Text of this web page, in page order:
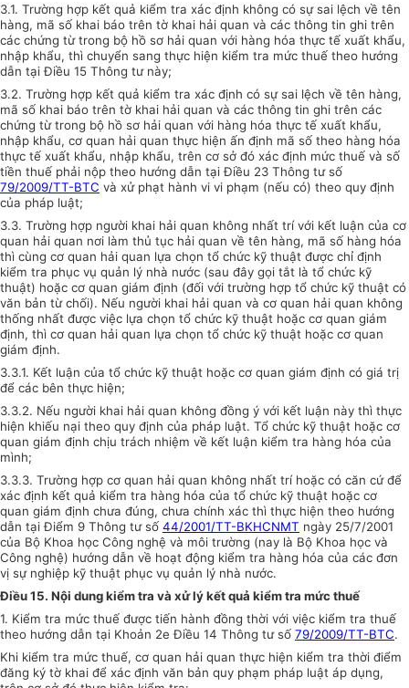
3.1. Trường hợp kết quả kiểm tra xác định không có sự sai lệch về tên
hàng, mã số khai báo trên tờ khai hải quan và các thông tin ghi trên
các chứng từ trong bộ hồ sơ hải quan với hàng hóa thực tế xuất khẩu,
nhập khẩu, thì chuyển sang thực hiện kiểm tra mức thuế theo hướng
dẫn tại Điều 15 Thông tư này;
3.2. Trường hợp kết quả kiểm tra xác định có sự sai lệch về tên hàng,
mã số khai báo trên tờ khai hải quan và các thông tin ghi trên các
chứng từ trong bộ hồ sơ hải quan với hàng hóa thực tế xuất khẩu,
nhập khẩu, cơ quan hải quan thực hiện ấn định mã số theo hàng hóa
thực tế xuất khẩu, nhập khẩu, trên cơ sở đó xác định mức thuế và số
tiền thuế phải nộp theo hướng dẫn tại Điều 23 Thông tư số
79/2009/TT-BTC và xử phạt hành vi vi phạm (nếu có) theo quy định
của pháp luật;
3.3. Trường hợp người khai hải quan không nhất trí với kết luận của cơ
quan hải quan nơi làm thủ tục hải quan về tên hàng, mã số hàng hóa
thì cùng cơ quan hải quan lựa chọn tổ chức kỹ thuật được chỉ định
kiểm tra phục vụ quản lý nhà nước (sau đây gọi tắt là tổ chức kỹ
thuật) hoặc cơ quan giám định (đối với trường hợp tổ chức kỹ thuật có
văn bản từ chối). Nếu người khai hải quan và cơ quan hải quan không
thống nhất được việc lựa chọn tổ chức kỹ thuật hoặc cơ quan giám
định, thì cơ quan hải quan lựa chọn tổ chức kỹ thuật hoặc cơ quan
giám định.
3.3.1. Kết luận của tổ chức kỹ thuật hoặc cơ quan giám định có giá trị
để các bên thực hiện;
3.3.2. Nếu người khai hải quan không đồng ý với kết luận này thì thực
hiện khiếu nại theo quy định của pháp luật. Tổ chức kỹ thuật hoặc cơ
quan giám định chịu trách nhiệm về kết luận kiểm tra hàng hóa của
mình;
3.3.3. Trường hợp cơ quan hải quan không nhất trí hoặc có căn cứ để
xác định kết quả kiểm tra hàng hóa của tổ chức kỹ thuật hoặc cơ
quan giám định chưa đúng, chưa chính xác thì thực hiện theo hướng
dẫn tại Điểm 9 Thông tư số 44/2001/TT-BKHCNMT ngày 25/7/2001
của Bộ Khoa học Công nghệ và môi trường (nay là Bộ Khoa học và
Công nghệ) hướng dẫn về hoạt động kiểm tra hàng hóa của các đơn
vị sự nghiệp kỹ thuật phục vụ quản lý nhà nước.
Điều 15. Nội dung kiểm tra và xử lý kết quả kiểm tra mức thuế
1. Kiểm tra mức thuế được tiến hành đồng thời với việc kiểm tra thuế
theo hướng dẫn tại Khoản 2e Điều 14 Thông tư số 79/2009/TT-BTC.
Khi kiểm tra mức thuế, cơ quan hải quan thực hiện kiểm tra thời điểm
đăng ký tờ khai để xác định văn bản quy phạm pháp luật áp dụng,